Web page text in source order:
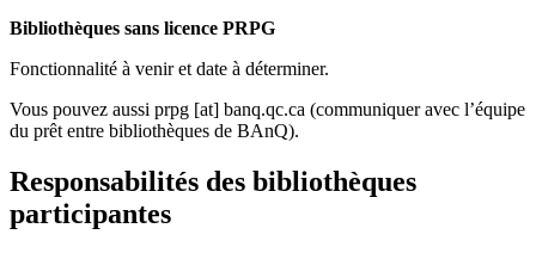
Bibliothèques sans licence PRPG
Fonctionnalité à venir et date à déterminer.
Vous pouvez aussi prpg [at] banq.qc.ca (communiquer avec l’équipe
du prêt entre bibliothèques de BAnQ).
Responsabilités des bibliothèques
participantes